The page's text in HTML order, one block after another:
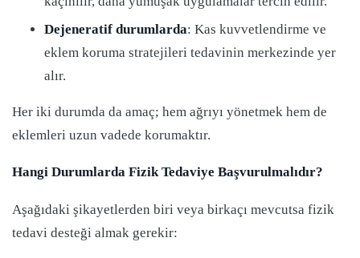
Dejeneratif durumlarda: Kas kuvvetlendirme ve
eklem koruma stratejileri tedavinin merkezinde yer
alır.
Her iki durumda da amaç; hem ağrıyı yönetmek hem de
eklemleri uzun vadede korumaktır.
Hangi Durumlarda Fizik Tedaviye Başvurulmalıdır?
Aşağıdaki şikayetlerden biri veya birkaçı mevcutsa fizik
tedavi desteği almak gerekir: